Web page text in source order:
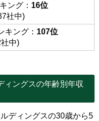
ング： 16位
社中)
キング： 107位
中)
ィングスの年齢別年収
ディングスの30歳から5